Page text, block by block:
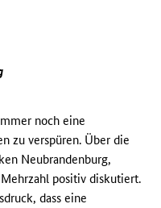
noch eine
zu verspüren. Über die
Neubrandenburg,
positiv diskutiert.
dass eine